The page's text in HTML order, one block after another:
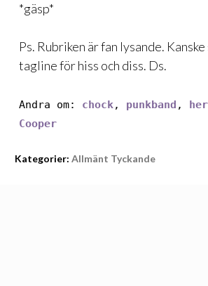
*gäsp*
Ps. Rubriken är fan lysande.
tagline för hiss och diss. Ds.
Andra om: chock, punkband ,
Cooper
Kategorier: Allmänt Tyckande